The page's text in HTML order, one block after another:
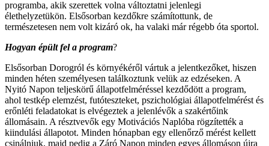
programba, akik szerettek volna változtatni jelenlegi
élethelyzetükön. Elsősorban kezdőkre számítottunk, de
természetesen nem volt kizáró ok, ha valaki már régebb óta sportol.
Hogyan épült fel a program?
Elsősorban Dorogról és környékéről vártuk a jelentkezőket, hiszen
minden héten személyesen találkoztunk velük az edzéseken. A
Nyitó Napon teljeskörű állapotfelméréssel kezdődött a program,
ahol testkép elemzést, futóteszteket, pszichológiai állapotfelmérést és
erőnléti feladatokat is elvégeztek a jelenlévők a szakértőink
állomásain. A résztvevők egy Motivációs Naplóba rögzítették a
kiindulási állapotot. Minden hónapban egy ellenőrző mérést kellett
csinálniuk, majd pedig a Záró Napon minden egyes állomáson újra